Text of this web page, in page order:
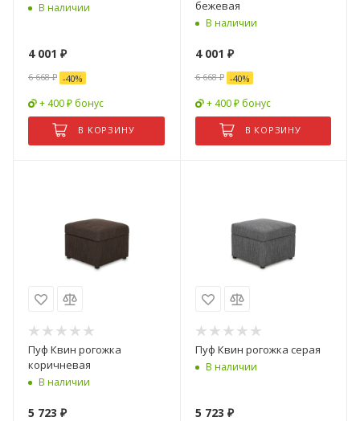
В наличии
4 001 ₽
6 668₽ -40%
+ 400 ₽ бонус
В КОРЗИНУ
бежевая
В наличии
4 001 ₽
6 668₽ -40%
+ 400 ₽ бонус
В КОРЗИНУ
Пуф Квин рогожка
коричневая
В наличии
5 723 ₽
Пуф Квин рогожка серая
В наличии
5 723 ₽